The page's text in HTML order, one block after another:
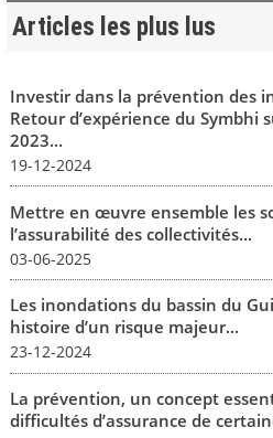
Articles les plus lus
Investir dans la prévention des
Retour d’expérience du Symbhi
2023...
19-12-2024
Mettre en œuvre ensemble les
l’assurabilité des collectivités...
03-06-2025
Les inondations du bassin du
histoire d’un risque majeur...
23-12-2024
La prévention, un concept
difficultés d’assurance de